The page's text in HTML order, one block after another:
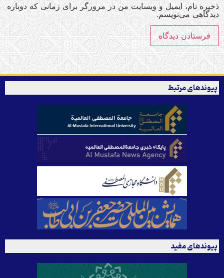
ذخیره نام، ایمیل و وبسایت من در مرورگر برای زمانی که دوباره
دیدگاهی می‌نویسم.
پیوندهای مرتبط
پیوندهای مفید